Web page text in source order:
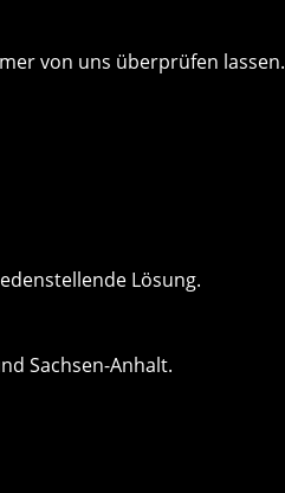
von uns überprüfen lassen.
Lösung.
Sachsen-Anhalt.